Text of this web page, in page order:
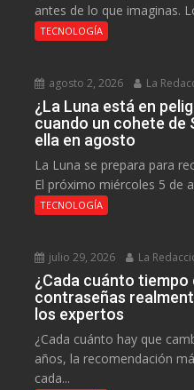
antes de lo que imaginas.
TECNOLOGÍA
agosto 2, 2026 La
¿La Luna está en
cuando un cohete de
ella en agosto
La Luna se prepara para
El próximo miércoles 5 de
TECNOLOGÍA
julio 29, 2026 La
¿Cada cuánto
contraseñas
los expertos
¿Cada cuánto hay que
años, la recomendación
cada...